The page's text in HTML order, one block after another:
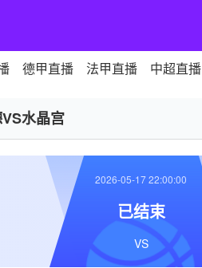
德甲直播 法甲直播 中超直播
水晶宫
2026-05-17 22:00:00
已结束
VS